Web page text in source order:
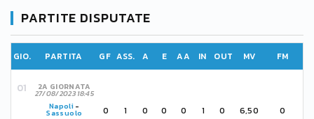
PARTITE DISPUTATE
GIO. PARTITA GF ASS. A E AA IN OUT MV FM
2A GIORNATA
27/08/2023 18:45
Napoli -
Sassuolo 0 1 0 0 0 1 0 6,50 0